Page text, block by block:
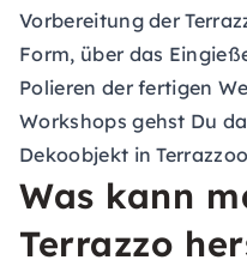
Vorbereitung der
Form, über das
Polieren der fertigen
Workshops gehst Du
Dekoobjekt in
Was kann
Terrazzo